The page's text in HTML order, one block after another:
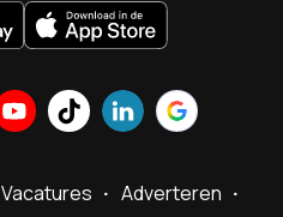
Vacatures Adverteren